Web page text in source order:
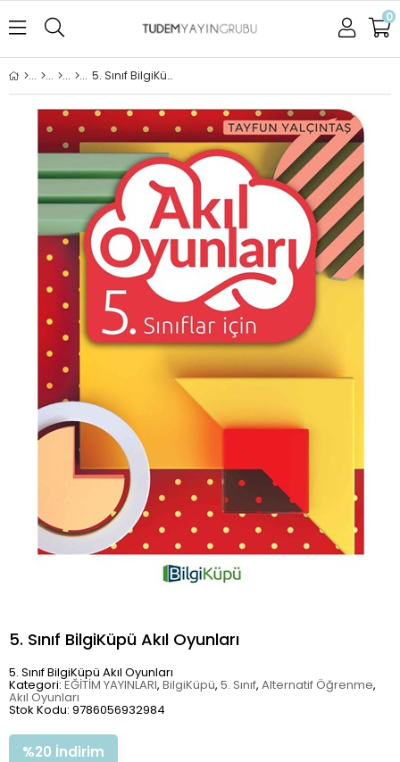
0
5. Sınıf BilgiKüpü Akıl Oyunları
5. Sınıf BilgiKüpü Akıl Oyunları
5. Sınıf BilgiKüpü Akıl Oyunları
Kategori:EĞİTİM YAYINLARI, BilgiKüpü, 5. Sınıf, Alternatif Öğrenme,
Akıl Oyunları
Stok Kodu: 9786056932984
%20 İndirim